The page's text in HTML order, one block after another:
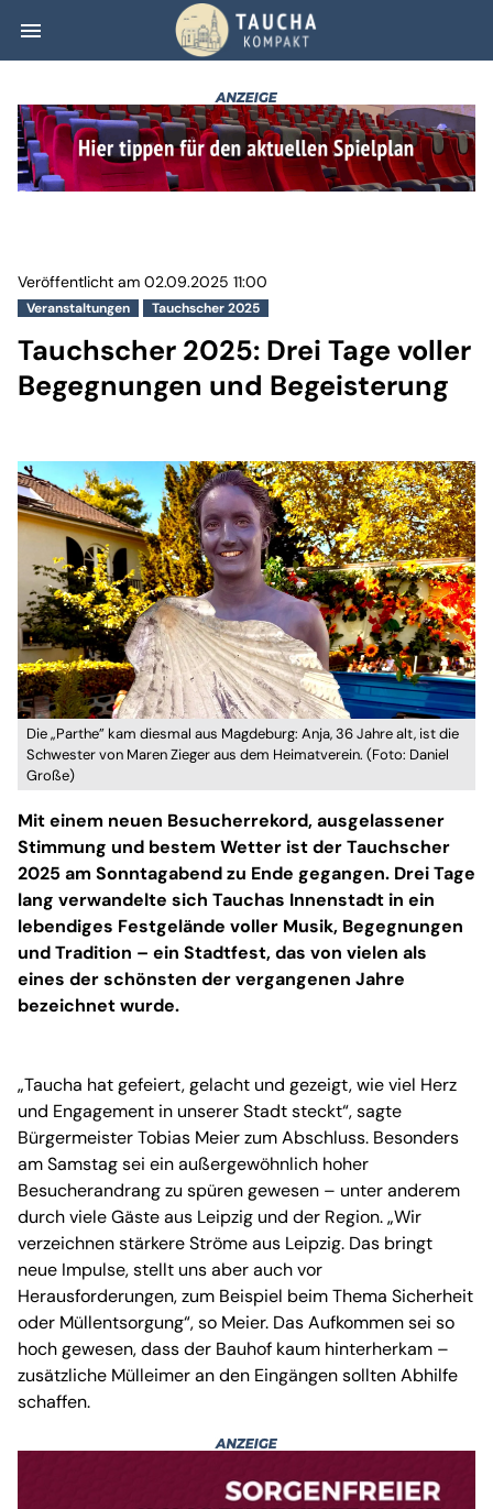
menu Tauchscher
Veranstaltungen Tauchscher 2025
Veröffentlicht am 02.09.2025 11:00
Tauchscher 2025: Drei Tage voller
Begegnungen und Begeisterung
Die „Parthe” kam diesmal aus Magdeburg: Anja, 36 Jahre alt, ist die
Schwester von Maren Zieger aus dem Heimatverein. (Foto: Daniel
Große)
Mit einem neuen Besucherrekord, ausgelassener
Stimmung und bestem Wetter ist der Tauchscher
2025 am Sonntagabend zu Ende gegangen. Drei Tage
lang verwandelte sich Tauchas Innenstadt in ein
lebendiges Festgelände voller Musik, Begegnungen
und Tradition – ein Stadtfest, das von vielen als
eines der schönsten der vergangenen Jahre
bezeichnet wurde.
„Taucha hat gefeiert, gelacht und gezeigt, wie viel Herz
und Engagement in unserer Stadt steckt“, sagte
Bürgermeister Tobias Meier zum Abschluss. Besonders
am Samstag sei ein außergewöhnlich hoher
Besucherandrang zu spüren gewesen – unter anderem
durch viele Gäste aus Leipzig und der Region. „Wir
verzeichnen stärkere Ströme aus Leipzig. Das bringt
neue Impulse, stellt uns aber auch vor
Herausforderungen, zum Beispiel beim Thema Sicherheit
oder Müllentsorgung“, so Meier. Das Aufkommen sei so
hoch gewesen, dass der Bauhof kaum hinterherkam –
zusätzliche Mülleimer an den Eingängen sollten Abhilfe
schaffen.